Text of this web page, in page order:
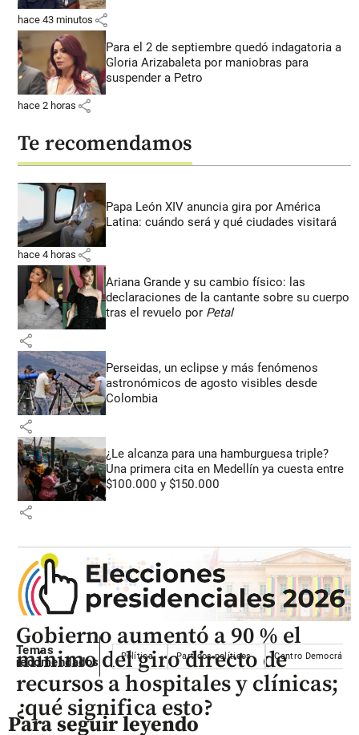
hace 43 minutos share
Para el 2 de septiembre quedó indagatoria a
Gloria Arizabaleta por maniobras para
suspender a Petro
hace 2 horas share
Te recomendamos
Papa León XIV anuncia gira por América
Latina: cuándo será y qué ciudades visitará
hace 4 horas share
Ariana Grande y su cambio físico: las
declaraciones de la cantante sobre su cuerpo
tras el revuelo por Petal
share
Perseidas, un eclipse y más fenómenos
astronómicos de agosto visibles desde
Colombia
share
¿Le alcanza para una hamburguesa triple?
Una primera cita en Medellín ya cuesta entre
$100.000 y $150.000
share
Temas
recomendados
Política Partidos políticos Centro Democrático
Para seguir leyendo
Gobierno aumentó a 90 % el
mínimo del giro directo de
recursos a hospitales y clínicas;
¿qué significa esto?